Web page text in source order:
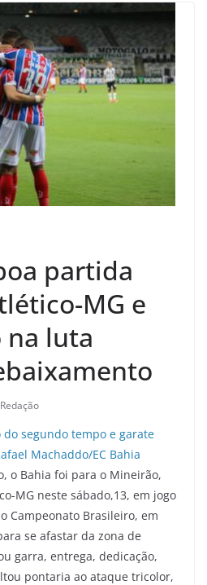
partida
MG e
na luta
Redação
o Bahia foi para o Mineirão,
MG neste sábado,13, em jogo
Campeonato Brasileiro, em
se afastar da zona de
garra, entrega, dedicação,
pontaria ao ataque tricolor,